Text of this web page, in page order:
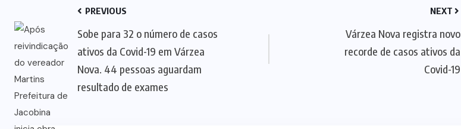
PREVIOUS
Sobe para 32 o número de casos
ativos da Covid-19 em Várzea
Nova. 44 pessoas aguardam
resultado de exames
NEXT
Várzea Nova registra novo
recorde de casos ativos da
Covid-19